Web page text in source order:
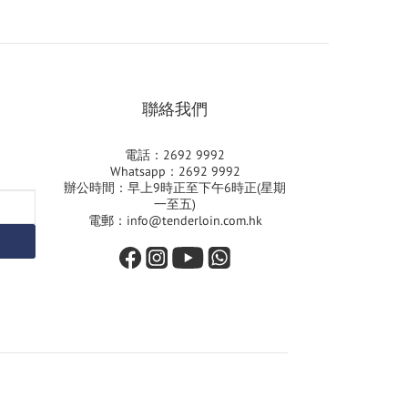
聯絡我們
電話：2692 9992
Whatsapp：2692 9992
辦公時間：早上9時正至下午6時正(星期
一至五)
電郵：info@tenderloin.com.hk